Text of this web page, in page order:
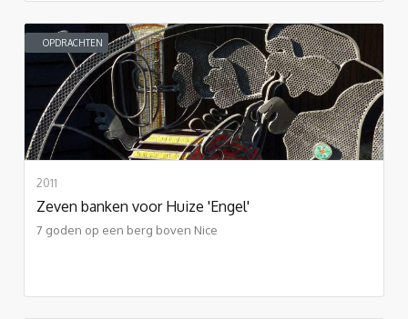
OPDRACHTEN
2011
Zeven banken voor Huize 'Engel'
7 goden op een berg boven Nice